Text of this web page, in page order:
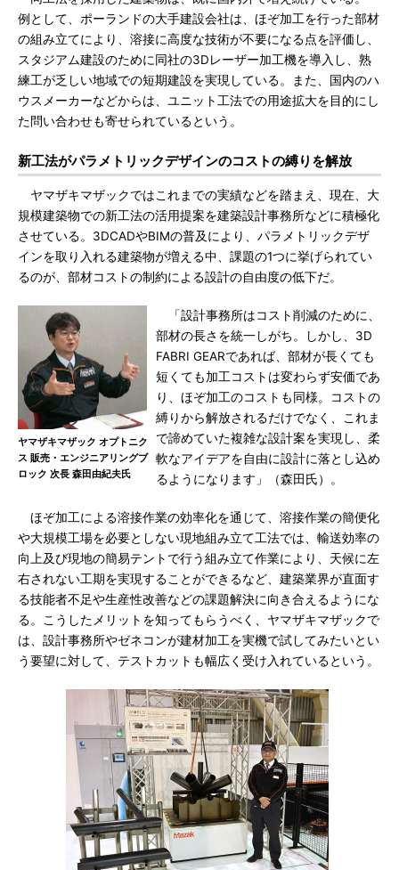
例として、ポーランドの大手建設会社は、ほぞ加工を行った部材
の組み立てにより、溶接に高度な技術が不要になる点を評価し、
スタジアム建設のために同社の3Dレーザー加工機を導入し、熟
練工が乏しい地域での短期建設を実現している。また、国内のハ
ウスメーカーなどからは、ユニット工法での用途拡大を目的にし
た問い合わせも寄せられているという。
新工法がパラメトリックデザインのコストの縛りを解放
ヤマザキマザックではこれまでの実績などを踏まえ、現在、大
規模建築物での新工法の活用提案を建築設計事務所などに積極化
させている。3DCADやBIMの普及により、パラメトリックデザ
インを取り入れる建築物が増える中、課題の1つに挙げられてい
るのが、部材コストの制約による設計の自由度の低下だ。
ヤマザキマザック オプトニク
ス 販売・エンジニアリングブ
ロック 次長 森田由紀夫氏
「設計事務所はコスト削減のために、
部材の長さを統一しがち。しかし、3D
FABRI GEARであれば、部材が長くても
短くても加工コストは変わらず安価であ
り、ほぞ加工のコストも同様。コストの
縛りから解放されるだけでなく、これま
で諦めていた複雑な設計案を実現し、柔
軟なアイデアを自由に設計に落とし込め
るようになります」（森田氏）。
ほぞ加工による溶接作業の効率化を通じて、溶接作業の簡便化
や大規模工場を必要としない現地組み立て工法では、輸送効率の
向上及び現地の簡易テントで行う組み立て作業により、天候に左
右されない工期を実現することができるなど、建築業界が直面す
る技能者不足や生産性改善などの課題解決に向き合えるようにな
る。こうしたメリットを知ってもらうべく、ヤマザキマザックで
は、設計事務所やゼネコンが建材加工を実機で試してみたいとい
う要望に対して、テストカットも幅広く受け入れているという。